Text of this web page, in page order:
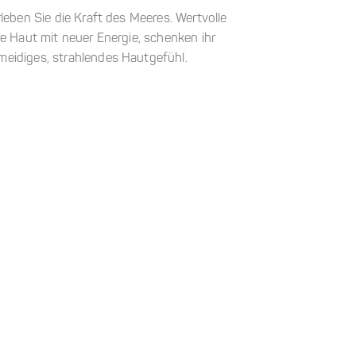
Sie die Kraft des Meeres. Wertvolle
mit neuer Energie, schenken ihr
strahlendes Hautgefühl.